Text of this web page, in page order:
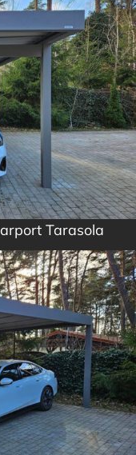
Tarasola